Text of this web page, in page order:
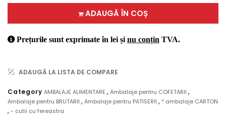
ADAUGĂ ÎN COȘ
Prețurile sunt exprimate în lei și nu conțin TVA.
ADAUGĂ LA LISTA DE COMPARE
CategoryAMBALAJE ALIMENTARE,Ambalaje pentru COFETARII,
Ambalaje pentru BRUTARII , Ambalaje pentru PATISERII , * ambalaje CARTON
, - cutii cu fereastra